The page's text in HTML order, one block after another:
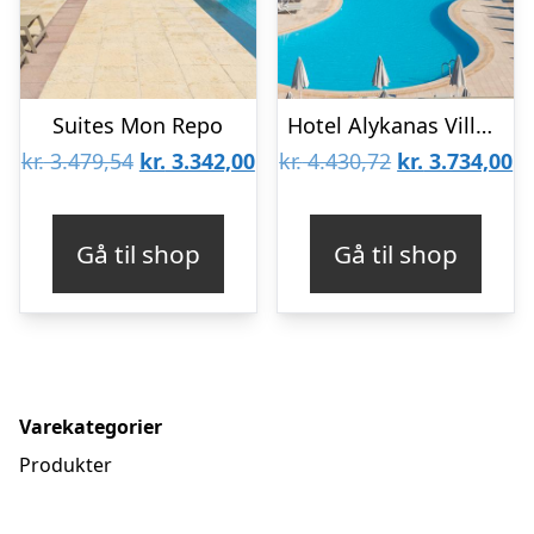
Suites Mon Repo
kr.3.479,54 Den
kr. 3.479,54.
kr. 3.342,00Den
kr. 3.342,00.
Gå til shop
Hotel Alykanas Village
kr.4.430,72 Den
kr. 4.430,72.
kr. 3.734,00
Gå til shop
Varekategorier
Produkter